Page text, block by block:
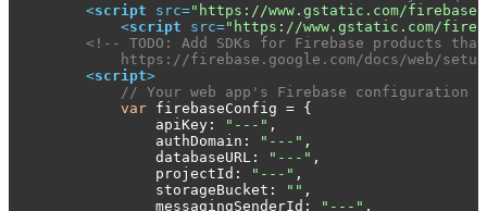
<script src="https://www.gstatic.com/
<script src="https://www.gstatic.com/
<!-- TODO:
Add SDKs for Firebase products
https://firebase.google.com/docs/web/
<script>
// Your web app's Firebase configuration
var firebaseConfig = {
                apiKey:
"---" ,
                authDomain:
"---" ,
                databaseURL:
"---" ,
                projectId:
"---" ,
                storageBucket:
"" ,
                messagingSenderId:
"---" ,